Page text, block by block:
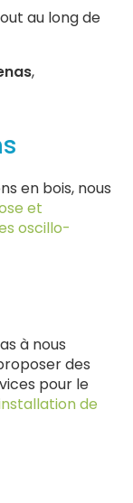
au long de
,
en bois, nous
et
oscillo-
à nous
des
pour le
de